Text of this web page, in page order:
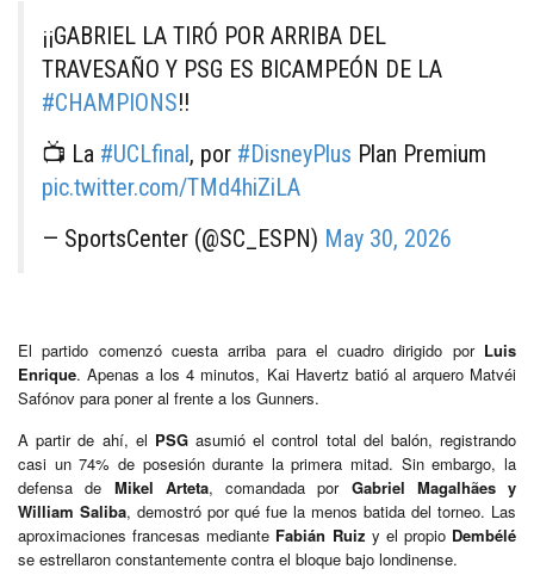
¡¡GABRIEL LA TIRÓ POR ARRIBA DEL
TRAVESAÑO Y PSG ES BICAMPEÓN DE LA
#CHAMPIONS!!
📺 La #UCLfinal, por #DisneyPlus Plan Premium
pic.twitter.com/TMd4hiZiLA
— SportsCenter (@SC_ESPN) May 30, 2026
El partido comenzó cuesta arriba para el cuadro dirigido por Luis
Enrique. Apenas a los 4 minutos, Kai Havertz batió al arquero Matvéi
Safónov para poner al frente a los Gunners.
A partir de ahí, el PSGasumió el control total del balón, registrando
casi un 74% de posesión durante la primera mitad. Sin embargo, la
defensa de Mikel Arteta, comandada por Gabriel Magalhães y
William Saliba, demostró por qué fue la menos batida del torneo. Las
aproximaciones francesas mediante Fabián Ruiz y el propio Dembélé
se estrellaron constantemente contra el bloque bajo londinense.